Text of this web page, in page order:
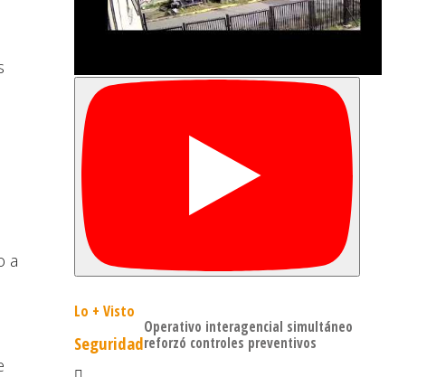
a
Lo + Visto
Seguridad
Operativo interagencial simultáneo
reforzó controles preventivos